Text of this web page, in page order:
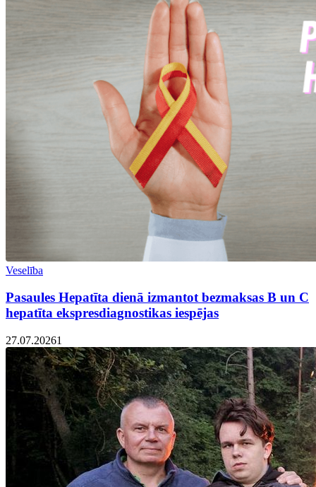
Veselība
Pasaules Hepatīta dienā izmantot bezmaksas B un C
hepatīta ekspresdiagnostikas iespējas
27.07.20261